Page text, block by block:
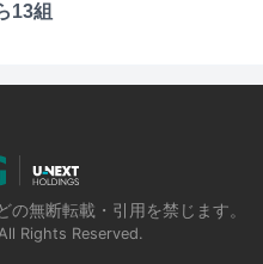
13組
無断転載・引用を禁じます。
Rights Reserved.